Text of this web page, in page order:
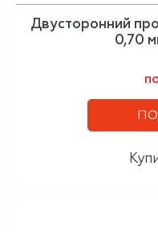
Двусторонний
0,70